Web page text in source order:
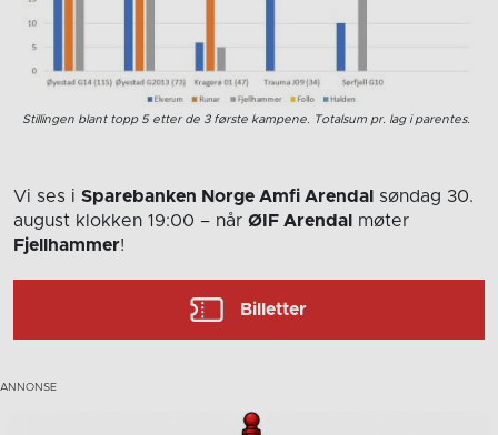
Stillingen blant topp 5 etter de 3 første kampene. Totalsum pr. lag i parentes.
Vi ses i Sparebanken Norge Amfi Arendal
søndag 30.
august klokken 19:00 – når ØIF Arendal
møter
Fjellhammer!
Billetter